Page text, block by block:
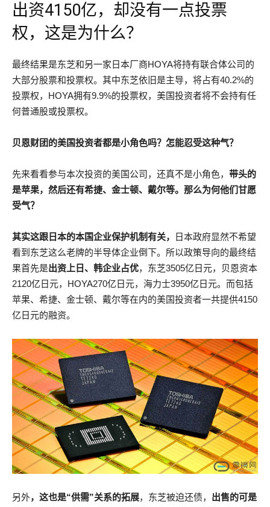
出资4150亿，却没有一点投票
权，这是为什么？
最终结果是东芝和另一家日本厂商HOYA将持有联合体公司的
大部分股票和投票权。其中东芝依旧是主导，将占有40.2%的
投票权，HOYA拥有9.9%的投票权，美国投资者将不会持有任
何普通股或投票权。
贝恩财团的美国投资者都是小角色吗？怎能忍受这种气？
先来看看参与本次投资的美国公司，还真不是小角色， 带头的
是苹果，然后还有希捷、金士顿、戴尔等。那么为何他们甘愿
受气？
其实这跟日本的本国企业保护机制有关，
日本政府显然不希望
看到东芝这么老牌的半导体企业倒下。所以政策导向的最终结
果首先是出资上日、韩企业占优，东芝3505亿日元，贝恩资本
2120亿日元，HOYA270亿日元，海力士3950亿日元。而包括
苹果、希捷、金士顿、戴尔等在内的美国投资者一共提供4150
亿日元的融资。
另外，这也是“供需”关系的拓展，东芝被迫还债， 出售的可是